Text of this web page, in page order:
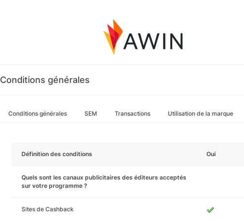
Conditions générales
Conditions générales SEM Transactions Utilisation de la marque
Définition des conditions Oui
Quels sont les canaux publicitaires des éditeurs acceptés
sur votre programme ?
Sites de Cashback